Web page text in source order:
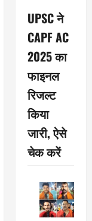
UPSC ने
CAPF AC
2025 का
फाइनल
रिजल्ट
किया
जारी, ऐसे
चेक करें